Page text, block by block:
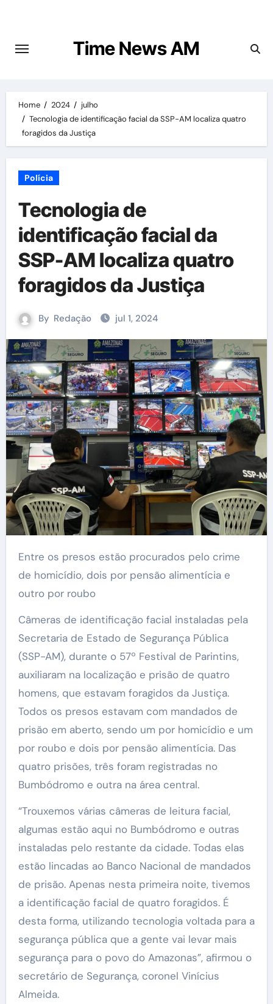
content
Time News AM
Home 2024
julho
Tecnologia de identificação facial da SSP-AM localiza quatro
foragidos da Justiça
Polícia
Tecnologia de
identificação facial da
SSP-AM localiza quatro
foragidos da Justiça
By Redação jul 1, 2024
Entre os presos estão procurados pelo crime
de homicídio, dois por pensão alimentícia e
outro por roubo
Câmeras de identificação facial instaladas pela
Secretaria de Estado de Segurança Pública
(SSP-AM), durante o 57º Festival de Parintins,
auxiliaram na localização e prisão de quatro
homens, que estavam foragidos da Justiça.
Todos os presos estavam com mandados de
prisão em aberto, sendo um por homicídio e um
por roubo e dois por pensão alimentícia. Das
quatro prisões, três foram registradas no
Bumbódromo e outra na área central.
“Trouxemos várias câmeras de leitura facial,
algumas estão aqui no Bumbódromo e outras
instaladas pelo restante da cidade. Todas elas
estão lincadas ao Banco Nacional de mandados
de prisão. Apenas nesta primeira noite, tivemos
a identificação facial de quatro foragidos. É
desta forma, utilizando tecnologia voltada para a
segurança pública que a gente vai levar mais
segurança para o povo do Amazonas”, afirmou o
secretário de Segurança, coronel Vinícius
Almeida.